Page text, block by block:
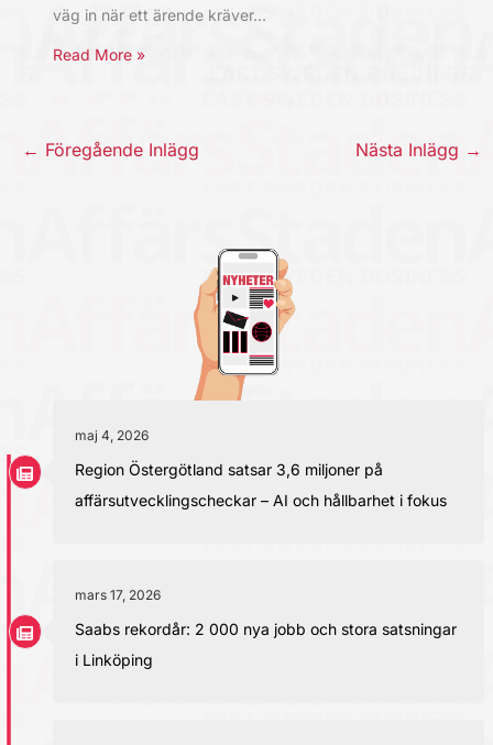
väg in när ett ärende kräver…
Read More »
← Föregående Inlägg Nästa Inlägg →
maj 4, 2026
Region Östergötland satsar 3,6 miljoner på
affärsutvecklingscheckar – AI och hållbarhet i fokus
mars 17, 2026
Saabs rekordår: 2 000 nya jobb och stora satsningar
i Linköping